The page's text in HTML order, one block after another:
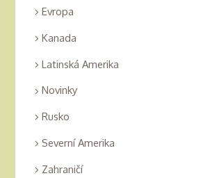
Evropa
Kanada
Latinská Amerika
Novinky
Rusko
Severní Amerika
Zahraničí